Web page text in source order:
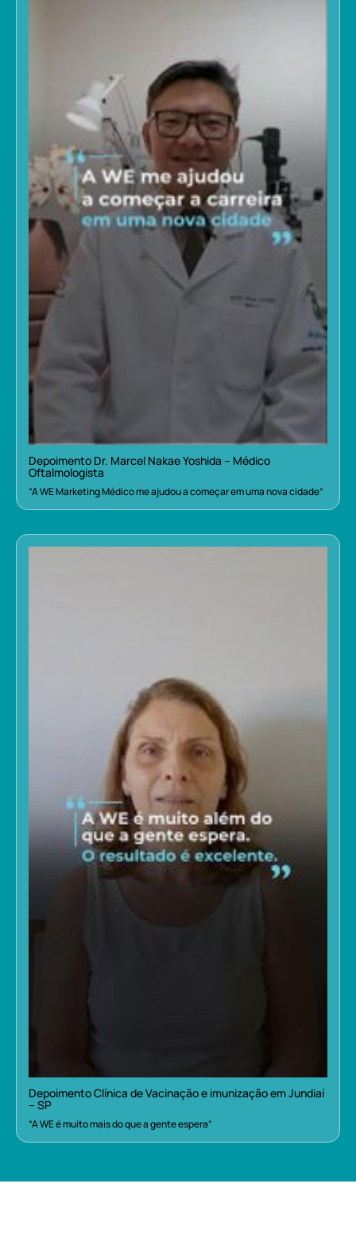
Depoimento Dr. Marcel Nakae Yoshida – Médico
Oftalmologista
“A WE Marketing Médico me ajudou a começar em uma nova cidade”
Depoimento Clínica de Vacinação e imunização em Jundiaí
– SP
“A WE é muito mais do que a gente espera”